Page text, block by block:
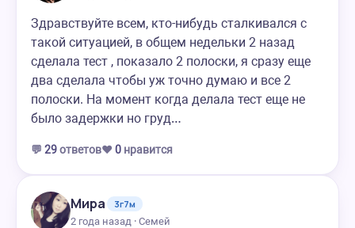
Здравствуйте всем, кто-нибудь сталкивался с
такой ситуацией, в общем недельки 2 назад
сделала тест , показало 2 полоски, я сразу еще
два сделала чтобы уж точно думаю и все 2
полоски. На момент когда делала тест еще не
было задержки но груд…
💬 29ответов❤️ 0 нравится
Мира
3г7м
2 года назад · Семей